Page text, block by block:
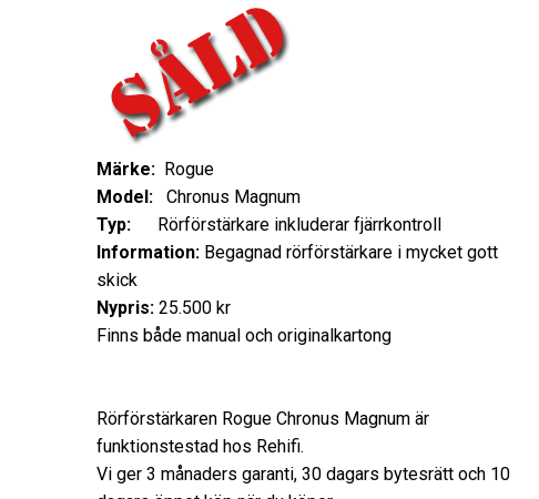
Märke:Rogue
Model:Chronus Magnum
Typ:Rörförstärkare inkluderar fjärrkontroll
Information:Begagnad rörförstärkare i mycket gott
skick
Nypris:25.500 kr
Finns både manual och originalkartong
Rörförstärkaren Rogue Chronus Magnum är
funktionstestad hos Rehifi.
Vi ger 3 månaders garanti, 30 dagars bytesrätt och 10